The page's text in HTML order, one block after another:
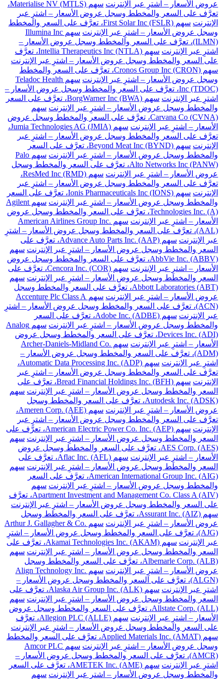
عروض الأسعار – اشترِ عبر الإنترنت
سهم Materialise NV (MTLS)،
تعرَّف على السعر والمخطط وسجل عروض الأسعار – اشترِ عبر
الإنترنت
سهم First Solar Inc (FSLR)، تعرَّف على السعر والمخطط
وسجل عروض الأسعار – اشترِ عبر الإنترنت
سهم Illumina Inc
(ILMN)، تعرَّف على السعر والمخطط وسجل عروض الأسعار –
اشترِ عبر الإنترنت
سهم Intellia Therapeutics Inc (NTLA)، تعرَّف
على السعر والمخطط وسجل عروض الأسعار – اشترِ عبر الإنترنت
سهم Cronos Group Inc (CRON)، تعرَّف على السعر والمخطط
وسجل عروض الأسعار – اشترِ عبر الإنترنت
سهم Teladoc Health
Inc (TDOC)، تعرَّف على السعر والمخطط وسجل عروض الأسعار –
اشترِ عبر الإنترنت
سهم BorgWarner Inc (BWA)، تعرَّف على السعر
والمخطط وسجل عروض الأسعار – اشترِ عبر الإنترنت سهم
Carvana Co (CVNA)، تعرَّف على السعر والمخطط وسجل عروض
الأسعار – اشترِ عبر الإنترنت
سهم Jumia Technologies AG (JMIA)،
تعرَّف على السعر والمخطط وسجل عروض الأسعار – اشترِ عبر
الإنترنت
سهم Beyond Meat Inc (BYND)، تعرَّف على السعر
والمخطط وسجل عروض الأسعار – اشترِ عبر الإنترنت
سهم Palo
Alto Networks Inc (PANW)، تعرَّف على السعر والمخطط وسجل
عروض الأسعار – اشترِ عبر الإنترنت
سهم ResMed Inc (RMD)،
تعرَّف على السعر والمخطط وسجل عروض الأسعار – اشترِ عبر
الإنترنت
سهم Ionis Pharmaceuticals Inc (IONS)، تعرَّف على السعر
والمخطط وسجل عروض الأسعار – اشترِ عبر الإنترنت
سهم Agilent
Technologies Inc. (A)، تعرَّف على السعر والمخطط وسجل عروض
الأسعار – اشترِ عبر الإنترنت
سهم American Airlines Group Inc.
(AAL)، تعرَّف على السعر والمخطط وسجل عروض الأسعار – اشترِ
عبر الإنترنت
سهم Advance Auto Parts Inc. (AAP)، تعرَّف على
السعر والمخطط وسجل عروض الأسعار – اشترِ عبر الإنترنت سهم
AbbVie Inc. (ABBV)، تعرَّف على السعر والمخطط وسجل عروض
الأسعار – اشترِ عبر الإنترنت
سهم Cencora Inc. (COR)، تعرَّف على
السعر والمخطط وسجل عروض الأسعار – اشترِ عبر الإنترنت سهم
Abbott Laboratories (ABT)، تعرَّف على السعر والمخطط وسجل
عروض الأسعار – اشترِ عبر الإنترنت
سهم Accenture Plc Class A
(ACN)، تعرَّف على السعر والمخطط وسجل عروض الأسعار – اشترِ
عبر الإنترنت
سهم Adobe Inc. (ADBE)، تعرَّف على السعر
والمخطط وسجل عروض الأسعار – اشترِ عبر الإنترنت
سهم Analog
Devices Inc. (ADI)، تعرَّف على السعر والمخطط وسجل عروض
الأسعار – اشترِ عبر الإنترنت
سهم Archer-Daniels-Midland Co.
(ADM)، تعرَّف على السعر والمخطط وسجل عروض الأسعار –
اشترِ عبر الإنترنت
سهم Automatic Data Processing Inc. (ADP)،
تعرَّف على السعر والمخطط وسجل عروض الأسعار – اشترِ عبر
الإنترنت
سهم Bread Financial Holdings Inc. (BFH)، تعرَّف على
السعر والمخطط وسجل عروض الأسعار – اشترِ عبر الإنترنت سهم
Autodesk Inc. (ADSK)، تعرَّف على السعر والمخطط وسجل
عروض الأسعار – اشترِ عبر الإنترنت
سهم Ameren Corp. (AEE)،
تعرَّف على السعر والمخطط وسجل عروض الأسعار – اشترِ عبر
الإنترنت
سهم American Electric Power Co. Inc. (AEP)، تعرَّف على
السعر والمخطط وسجل عروض الأسعار – اشترِ عبر الإنترنت سهم
AES Corp. (AES)، تعرَّف على السعر والمخطط وسجل عروض
الأسعار – اشترِ عبر الإنترنت
سهم Aflac Inc. (AFL)، تعرَّف على
السعر والمخطط وسجل عروض الأسعار – اشترِ عبر الإنترنت سهم
American International Group Inc. (AIG)، تعرَّف على السعر
والمخطط وسجل عروض الأسعار – اشترِ عبر الإنترنت سهم
Apartment Investment and Management Co. Class A (AIV)، تعرَّف
على السعر والمخطط وسجل عروض الأسعار – اشترِ عبر الإنترنت
سهم Assurant Inc. (AIZ)، تعرَّف على السعر والمخطط وسجل
عروض الأسعار – اشترِ عبر الإنترنت
سهم Arthur J. Gallagher & Co.
(AJG)، تعرَّف على السعر والمخطط وسجل عروض الأسعار – اشترِ
عبر الإنترنت
سهم Akamai Technologies Inc. (AKAM)، تعرَّف على
السعر والمخطط وسجل عروض الأسعار – اشترِ عبر الإنترنت سهم
Albemarle Corp. (ALB)، تعرَّف على السعر والمخطط وسجل
عروض الأسعار – اشترِ عبر الإنترنت
سهم Align Technology Inc.
(ALGN)، تعرَّف على السعر والمخطط وسجل عروض الأسعار –
اشترِ عبر الإنترنت
سهم Alaska Air Group Inc. (ALK)، تعرَّف على
السعر والمخطط وسجل عروض الأسعار – اشترِ عبر الإنترنت سهم
Allstate Corp. (ALL)، تعرَّف على السعر والمخطط وسجل عروض
الأسعار – اشترِ عبر الإنترنت
سهم Allegion PLC (ALLE)، تعرَّف
على السعر والمخطط وسجل عروض الأسعار – اشترِ عبر الإنترنت
سهم Applied Materials Inc. (AMAT)، تعرَّف على السعر والمخطط
وسجل عروض الأسعار – اشترِ عبر الإنترنت
سهم Amcor PLC
(AMCR)، تعرَّف على السعر والمخطط وسجل عروض الأسعار –
اشترِ عبر الإنترنت
سهم AMETEK Inc. (AME)، تعرَّف على السعر
والمخطط وسجل عروض الأسعار – اشترِ عبر الإنترنت سهم